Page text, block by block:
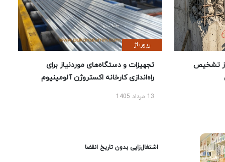
تشخیص
رپورتاژ
تجهیزات و دستگاه‌های موردنیاز برای
راه‌اندازی کارخانه اکستروژن آلومینیوم
13 مرداد 1405
اشتغال‌زایی بدون تاریخ انقضا